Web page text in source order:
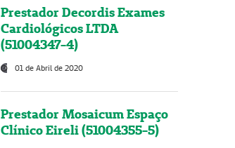
Prestador Decordis Exames
Cardiológicos LTDA
(51004347-4)
01 de Abril de 2020
Prestador Mosaicum Espaço
Clínico Eireli (51004355-5)